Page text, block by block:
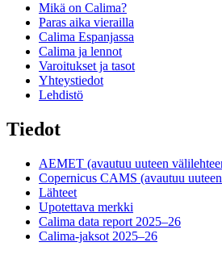
Mikä on Calima?
Paras aika vierailla
Calima Espanjassa
Calima ja lennot
Varoitukset ja tasot
Yhteystiedot
Lehdistö
Tiedot
AEMET (avautuu uuteen
Copernicus CAMS (avautuu
Lähteet
Upotettava merkki
Calima data report 2025–26
Calima-jaksot 2025–26